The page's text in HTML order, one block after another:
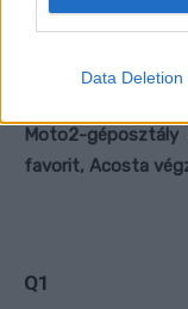
Data Deletion